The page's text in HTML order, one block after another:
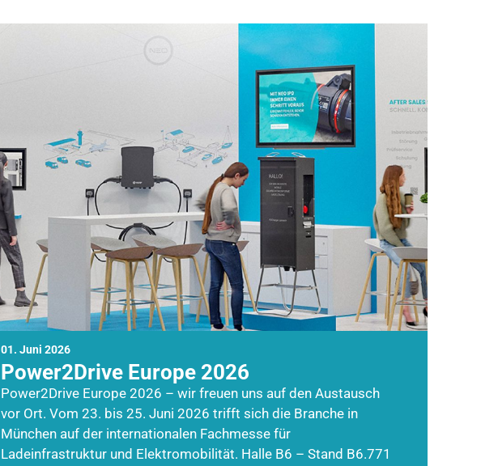
01. Juni 2026
Power2Drive Europe 2026
Power2Drive Europe 2026 – wir freuen uns auf den Austausch
vor Ort. Vom 23. bis 25. Juni 2026 trifft sich die Branche in
München auf der internationalen Fachmesse für
Ladeinfrastruktur und Elektromobilität. Halle B6 – Stand B6.771